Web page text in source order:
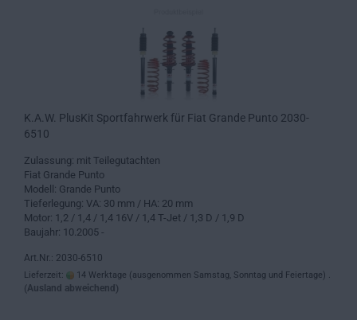
K.A.W. PlusKit Sportfahrwerk für Fiat Grande Punto 2030-
6510
Zulassung: mit Teilegutachten
Fiat Grande Punto
Modell: Grande Punto
Tieferlegung: VA: 30 mm / HA: 20 mm
Motor: 1,2 / 1,4 / 1,4 16V / 1,4 T-Jet / 1,3 D / 1,9 D
Baujahr: 10.2005 -
Art.Nr.: 2030-6510
Lieferzeit: 14 Werktage (ausgenommen Samstag, Sonntag und Feiertage) .
(Ausland abweichend)